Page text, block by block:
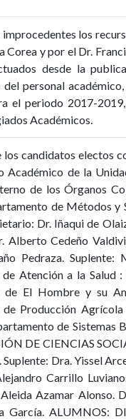
los
Corea y por el Dr.
desde la
del personal
el periodo 2017-
Académicos.
los candidatos electos
Académico de la
de los Órganos
de Métodos y
Dr. Iñaqui de
Alberto Cedeño
Pedraza.
Atención a la Salud
de El Hombre y su
de Producción
de Sistemas
DE CIENCIAS
Suplente: Dra. Yissel
Carrillo
Azamar Alonso.
García. ALUMNOS: